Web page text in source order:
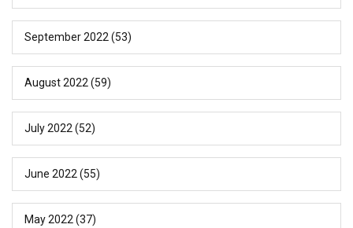
September 2022 (53)
August 2022 (59)
July 2022 (52)
June 2022 (55)
May 2022 (37)